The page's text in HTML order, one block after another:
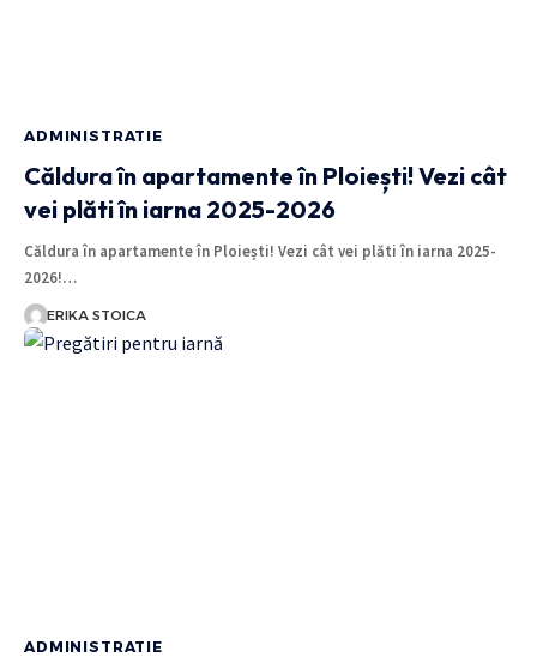
ADMINISTRATIE
Căldura în apartamente în Ploiești! Vezi cât
vei plăti în iarna 2025-2026
Căldura în apartamente în Ploiești! Vezi cât vei plăti în iarna 2025-
2026!…
ERIKA STOICA
ADMINISTRATIE